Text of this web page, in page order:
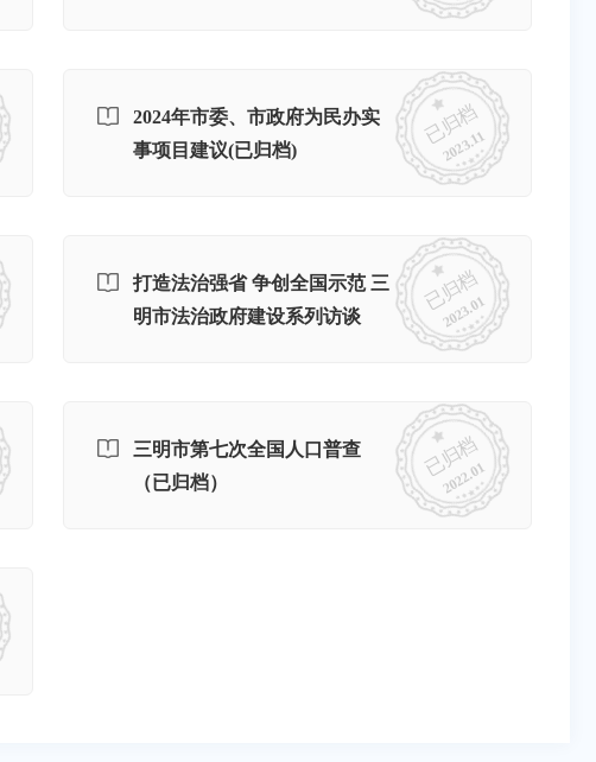
2024年市委、市政府为民办实
事项目建议(已归档)
已归档
2023.11
打造法治强省 争创全国示范 三
明市法治政府建设系列访谈
已归档
2023.01
三明市第七次全国人口普查
（已归档）
已归档
2022.01